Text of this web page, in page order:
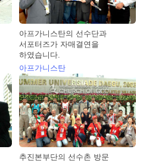
아프가니스탄의 선수단과
서포터즈가 자매결연을
하였습니다.
아프가니스탄
추진본부단의 선수촌 방문